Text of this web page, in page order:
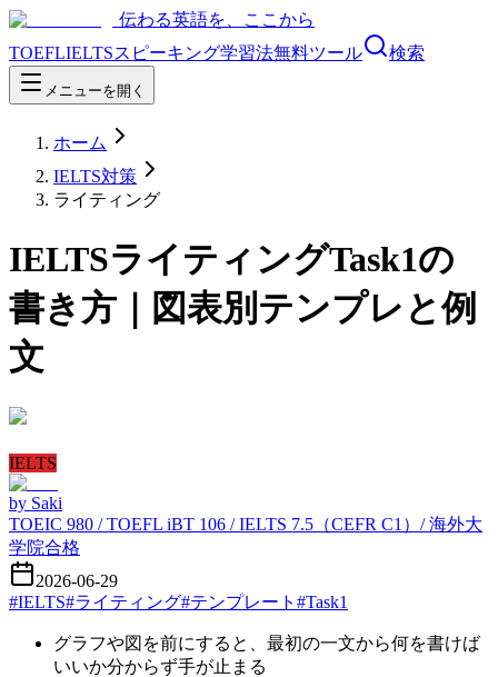
伝わる英語を、ここから
TOEFLIELTSスピーキング学習法無料ツール 検索
メニューを開く
ホーム
IELTS対策
ライティング
IELTSライティングTask1の
書き方｜図表別テンプレと例
文
IELTS
by Saki
TOEIC 980 / TOEFL iBT 106 / IELTS 7.5（CEFR C1）/ 海外大
学院合格
2026-06-29
#IELTS#ライティング#テンプレート #Task1
グラフや図を前にすると、最初の一文から何を書けば
いいか分からず手が止まる